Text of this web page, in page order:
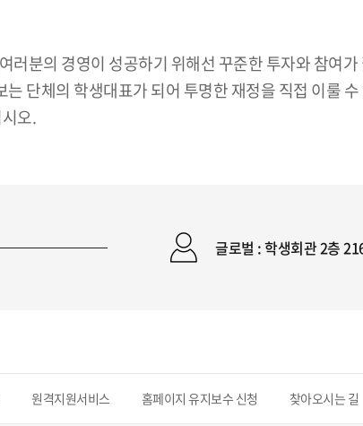
분의 경영이 성공하기 위해선 꾸준한 투자와 참여
단체의 학생대표가 되어 투명한 재정을 직접 이룰
오.
글로벌 : 학생회관 2층
원격지원서비스 홈페이지 유지보수 신청 찾아오시는 길